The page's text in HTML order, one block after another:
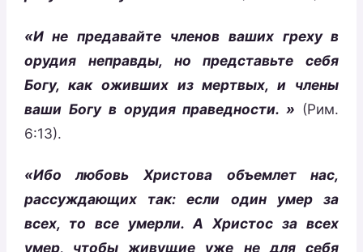
«И не предавайте членов ваших греху в
орудия неправды, но представьте себя
Богу, как оживших из мертвых, и члены
ваши Богу в орудия праведности. » (Рим.
6:13).
«Ибо любовь Христова объемлет нас,
рассуждающих так: если один умер за
всех, то все умерли. А Христос за всех
умер, чтобы живущие уже не для себя